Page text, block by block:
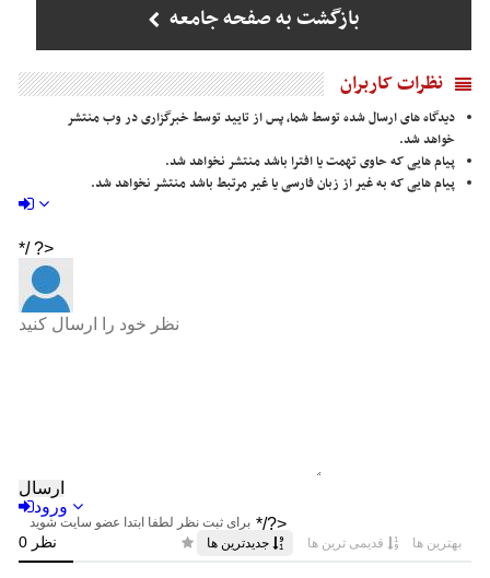
بازگشت به صفحه جامعه
نظرات کاربران
دیدگاه های ارسال شده توسط شما، پس از تایید توسط خبرگزاری در وب منتشر
خواهد شد.
پیام هایی که حاوی تهمت یا افترا باشد منتشر نخواهد شد.
پیام هایی که به غیر از زبان فارسی یا غیر مرتبط باشد منتشر نخواهد شد.